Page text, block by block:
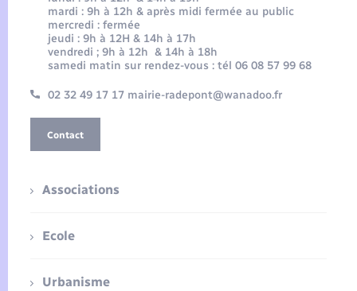
mardi : 9h à 12h & après midi fermée au public
mercredi : fermée
jeudi : 9h à 12H & 14h à 17h
vendredi ; 9h à 12h & 14h à 18h
samedi matin sur rendez-vous : tél 06 08 57 99 68
02 32 49 17 17 mairie-radepont@wanadoo.fr
Contact
Associations
Ecole
Urbanisme